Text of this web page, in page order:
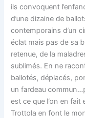
ils convoquent
d’une dizaine de
contemporains d’un
éclat mais pas de sa
retenue, de la
sublimés. En ne
ballotés, déplacés,
un fardeau
est ce que l’on en
Trottola en font le